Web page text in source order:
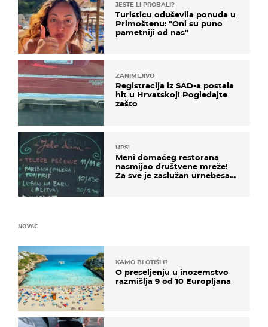
JESTE LI PROBALI?
Turisticu oduševila ponuda u
Primoštenu: "Oni su puno
pametniji od nas"
ZANIMLJIVO
Registracija iz SAD-a postala
hit u Hrvatskoj! Pogledajte
zašto
UPS!
Meni domaćeg restorana
nasmijao društvene mreže!
Za sve je zaslužan urnebesan
NOVAC
KAMO BI OTIŠLI?
O preseljenju u inozemstvo
razmišlja 9 od 10 Europljana